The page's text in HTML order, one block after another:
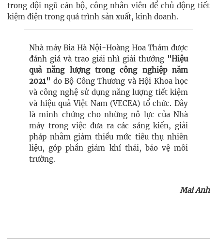
trong đội ngũ cán bộ, công nhân viên để chủ động tiết
kiệm điện trong quá trình sản xuất, kinh doanh.
Nhà máy Bia Hà Nội-Hoàng Hoa Thám được
đánh giá và trao giải nhì giải thưởng "Hiệu
quả năng lượng trong công nghiệp năm
2021" do Bộ Công Thương và Hội Khoa học
và công nghệ sử dụng năng lượng tiết kiệm
và hiệu quả Việt Nam (VECEA) tổ chức. Đây
là minh chứng cho những nỗ lực của Nhà
máy trong việc đưa ra các sáng kiến, giải
pháp nhằm giảm thiểu mức tiêu thụ nhiên
liệu, góp phần giảm khí thải, bảo vệ môi
trường.
Mai Anh